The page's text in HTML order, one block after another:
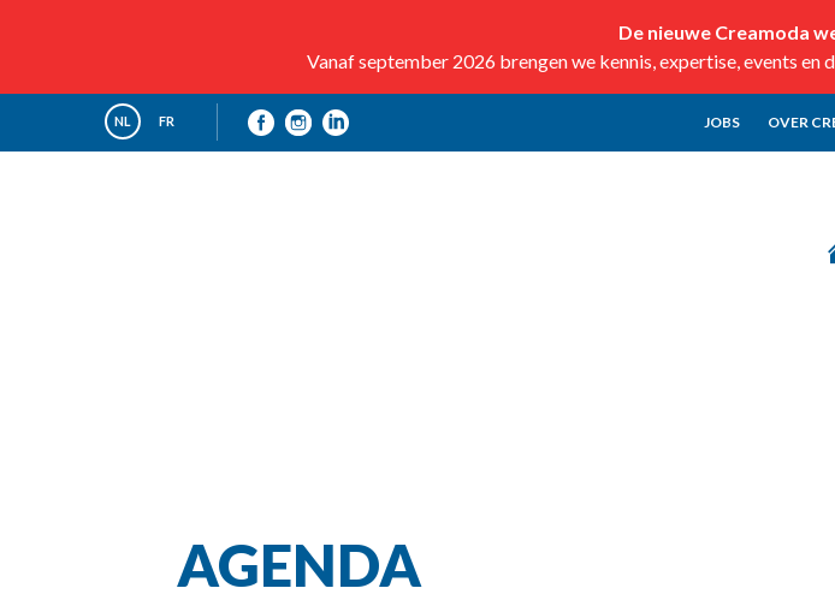
De nieuwe Creamoda
Vanaf september 2026 brengen we kennis, expertise, events
NL FR JOBS OVER
AGENDA